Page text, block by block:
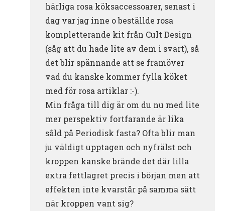
härliga rosa köksaccessoarer, senast i
dag var jag inne o beställde rosa
kompletterande kit från Cult Design
(såg att du hade lite av dem i svart), så
det blir spännande att se framöver
vad du kanske kommer fylla köket
med för rosa artiklar :-).
Min fråga till dig är om du nu med lite
mer perspektiv fortfarande är lika
såld på Periodisk fasta? Ofta blir man
ju väldigt upptagen och nyfrälst och
kroppen kanske brände det där lilla
extra fettlagret precis i början men att
effekten inte kvarstår på samma sätt
när kroppen vant sig?